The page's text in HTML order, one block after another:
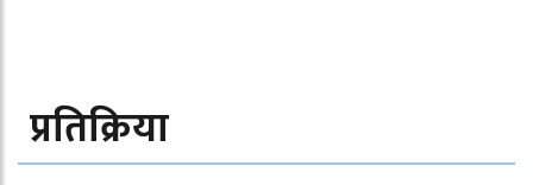
प्रतिक्रिया